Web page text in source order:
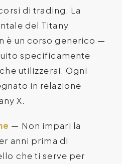
di trading. La
del Titany
è un corso generico —
specificamente
utilizzerai. Ogni
in relazione
X.
— Non impari la
anni prima di
che ti serve per